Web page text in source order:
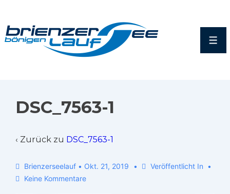
DSC_7563-1
‹ Zurück zu DSC_7563-1
Brienzerseelauf • Okt. 21, 2019
Veröffentlicht In
Keine Kommentare